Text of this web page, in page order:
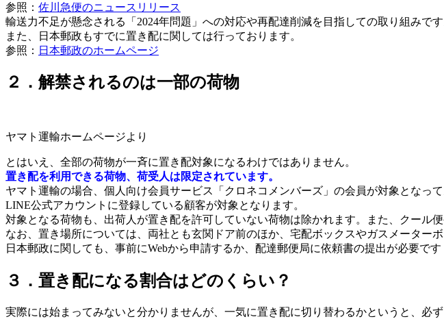
参照： 佐川急便のニュースリリース
輸送力不足が懸念される「2024年問題」への対応や再配達削減を目指しての取り組みです
また、日本郵政もすでに置き配に関しては行っております。
参照： 日本郵政のホームページ
２．解禁されるのは一部の荷物
ヤマト運輸ホームページより
とはいえ、全部の荷物が一斉に置き配対象になるわけではありません。
置き配を利用できる荷物、荷受人は限定されています。
ヤマト運輸の場合、個人向け会員サービス「クロネコメンバーズ」の会員が対象となっ
LINE公式アカウントに登録している顧客が対象となります。
対象となる荷物も、出荷人が置き配を許可していない荷物は除かれます。また、クール
なお、置き場所については、両社とも玄関ドア前のほか、宅配ボックスやガスメーター
日本郵政に関しても、事前にWebから申請するか、配達郵便局に依頼書の提出が必要で
３．置き配になる割合はどのくらい？
実際には始まってみないと分かりませんが、一気に置き配に切り替わるかというと、必